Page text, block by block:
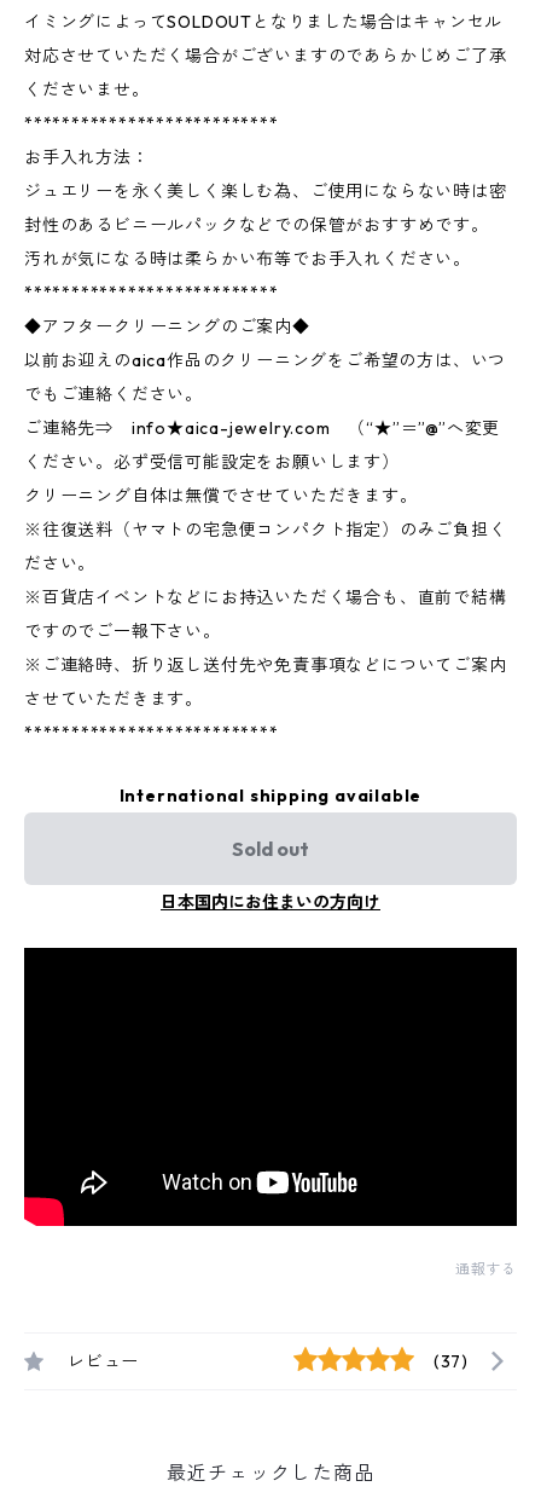
イミングによってSOLDOUTとなりました場合はキャンセル
対応させていただく場合がございますのであらかじめご了承
くださいませ。
***************************
お手入れ方法：
ジュエリーを永く美しく楽しむ為、ご使用にならない時は密
封性のあるビニールパックなどでの保管がおすすめです。
汚れが気になる時は柔らかい布等でお手入れください。
***************************
◆アフタークリーニングのご案内◆
以前お迎えのaica作品のクリーニングをご希望の方は、いつ
でもご連絡ください。
ご連絡先⇒ info★aica-jewelry.com （“★”＝”@”へ変更
ください。必ず受信可能設定をお願いします）
クリーニング自体は無償でさせていただきます。
※往復送料（ヤマトの宅急便コンパクト指定）のみご負担く
ださい。
※百貨店イベントなどにお持込いただく場合も、直前で結構
ですのでご一報下さい。
※ご連絡時、折り返し送付先や免責事項などについてご案内
させていただきます。
***************************
International shipping available
Sold out
日本国内にお住まいの方向け
通報する
レビュー (37)
最近チェックした商品